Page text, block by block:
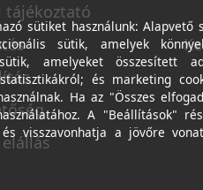
tájékoztató
sütiket használunk: Alapvető
sütik, amelyek
amelyeket összesített
és marketing
Ha az "Összes
A "Beállítások"
visszavonhatja a jövőre